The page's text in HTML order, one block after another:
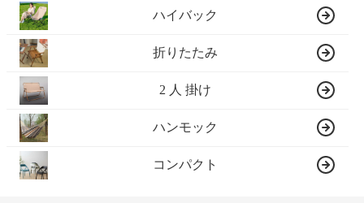
ハイバック
折りたたみ
2 人 掛け
ハンモック
コンパクト